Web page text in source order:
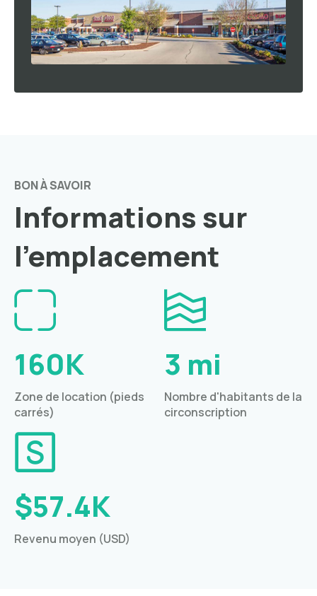
BON À SAVOIR
Informations sur
l'emplacement
160K
Zone de location (pieds
carrés)
3 mi
Nombre d'habitants de la
circonscription
$57.4K
Revenu moyen (USD)